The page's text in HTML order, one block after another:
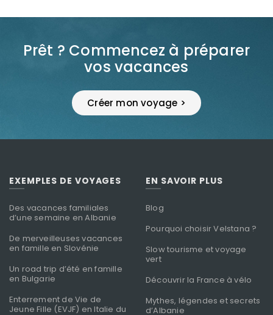
Prêt ? Commencez à préparer
vos vacances
Créer mon voyage >
EXEMPLES DE VOYAGES
Des vacances familiales
d’une semaine en Albanie
De merveilleuses vacances
en famille en Slovénie
Un road trip d’été en famille
en Bulgarie
Enterrement de Vie de
Jeune Fille (EVJF) en Italie du
EN SAVOIR PLUS
Blog
Pourquoi choisir Velstana ?
Slow tourisme et voyage
vert
Découvrir la France à vélo
Mythes, légendes et secrets
d’Albanie